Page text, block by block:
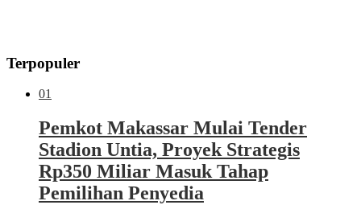
Terpopuler
01
Pemkot Makassar Mulai Tender
Stadion Untia, Proyek Strategis
Rp350 Miliar Masuk Tahap
Pemilihan Penyedia